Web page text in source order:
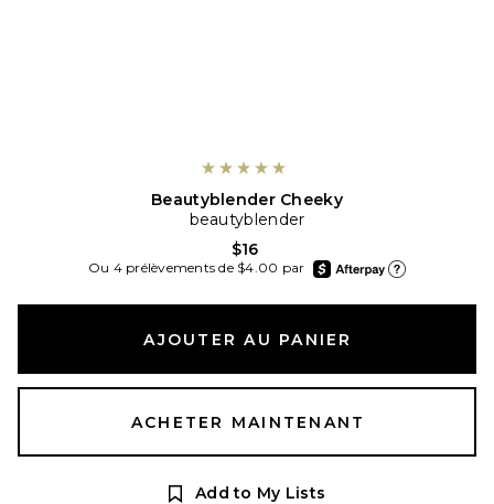
Beautyblender Cheeky
beautyblender
$16
Ou 4 prélèvements de $4.00 par
afterpay
AJOUTER AU PANIER
ACHETER MAINTENANT
Add to My Lists